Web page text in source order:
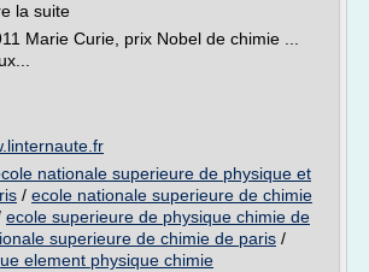
la suite
Marie Curie, prix Nobel de chimie ...
nationale superieure de physique et
/ ecole nationale superieure de chimie
ecole superieure de physique chimie de
superieure de chimie de paris /
element physique chimie